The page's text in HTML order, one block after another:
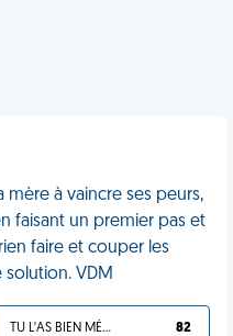
à vaincre ses peurs,
faisant un premier pas et
faire et couper les
solution. VDM
TU L'AS BIEN MÉRITÉ 82